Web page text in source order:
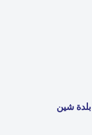
بلدة شين